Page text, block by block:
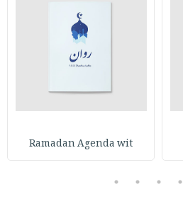
Ramadan Agenda wit
2
3
4
5